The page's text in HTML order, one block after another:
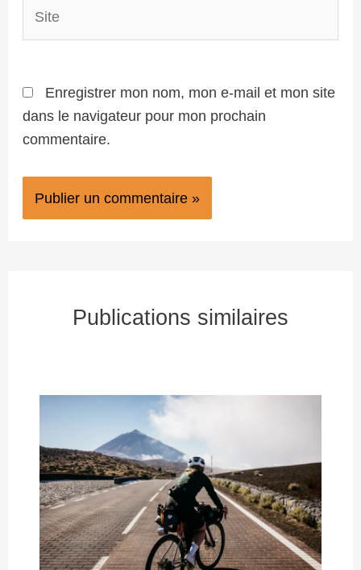
Enregistrer mon nom, mon e-mail et mon site
dans le navigateur pour mon prochain
commentaire.
Publications similaires